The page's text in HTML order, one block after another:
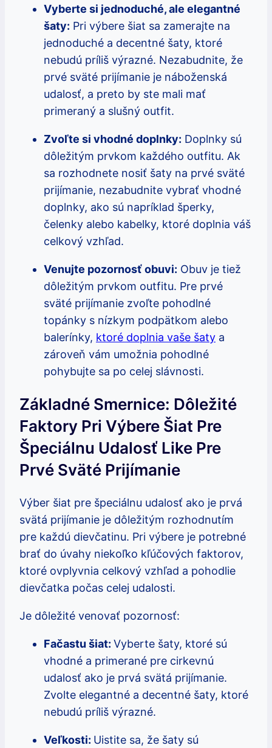
Vyberte si jednoduché, ale elegantné
šaty: Pri výbere šiat sa zamerajte na
jednoduché a decentné šaty, ktoré
nebudú príliš výrazné. Nezabudnite, že
prvé sväté prijímanie je náboženská
udalosť, a preto by ste mali mať
primeraný a slušný outfit.
Zvoľte si vhodné doplnky: Doplnky sú
dôležitým prvkom každého outfitu. Ak
sa rozhodnete nosiť šaty na prvé sväté
prijímanie, nezabudnite vybrať vhodné
doplnky, ako sú napríklad šperky,
čelenky alebo kabelky, ktoré doplnia váš
celkový vzhľad.
Venujte pozornosť obuvi: Obuv je tiež
dôležitým prvkom outfitu. Pre prvé
sväté prijímanie zvoľte pohodlné
topánky s nízkym podpätkom alebo
balerínky, ktoré doplnia vaše šaty a
zároveň vám umožnia pohodlné
pohybujte sa po celej slávnosti.
Základné Smernice: Dôležité
Faktory Pri Výbere Šiat Pre
Špeciálnu Udalosť Like Pre
Prvé Sväté Prijímanie
Výber šiat pre špeciálnu udalosť ako je prvá
svätá prijímanie je dôležitým rozhodnutím
pre každú dievčatinu. Pri výbere je potrebné
brať do úvahy niekoľko kľúčových faktorov,
ktoré ovplyvnia celkový vzhľad a pohodlie
dievčatka počas celej udalosti.
Je dôležité venovať pozornosť:
Fačastu šiat: Vyberte šaty, ktoré sú
vhodné a primerané pre cirkevnú
udalosť ako je prvá svätá prijímanie.
Zvolte elegantné a decentné šaty, ktoré
nebudú príliš výrazné.
Veľkosti: Uistite sa, že šaty sú